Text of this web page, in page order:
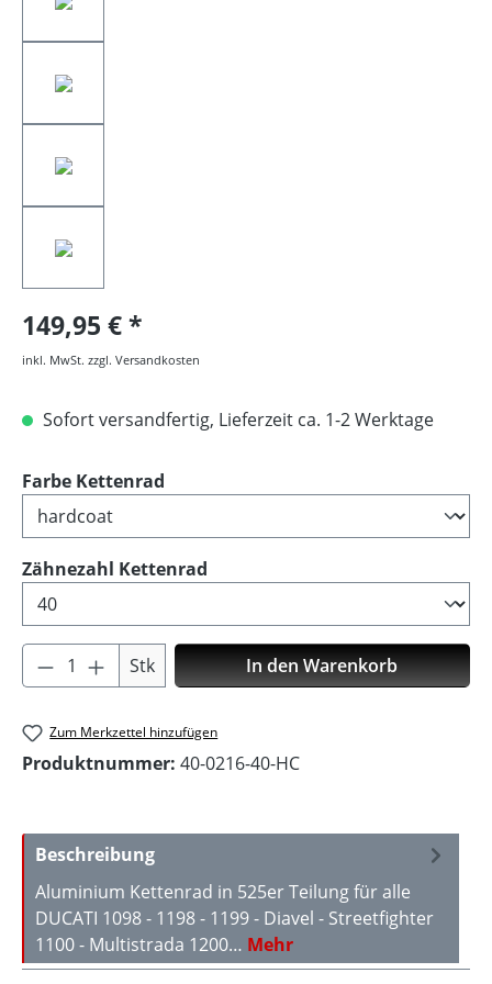
149,95 €
inkl. MwSt. zzgl. Versandkosten
Sofort versandfertig, Lieferzeit ca. 1-2 Werktage
Farbe Kettenrad
Zähnezahl Kettenrad
Produkt Anzahl: Gib den gewünschten
Stk In den Warenkorb
Zum Merkzettel hinzufügen
Produktnummer: 40-0216-40-HC
Beschreibung
Aluminium Kettenrad in 525er Teilung für alle
DUCATI 1098 - 1198 - 1199 - Diavel - Streetfighter
1100 - Multistrada 1200… Mehr